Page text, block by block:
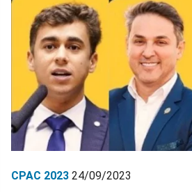
CPAC 2023 24/09/2023